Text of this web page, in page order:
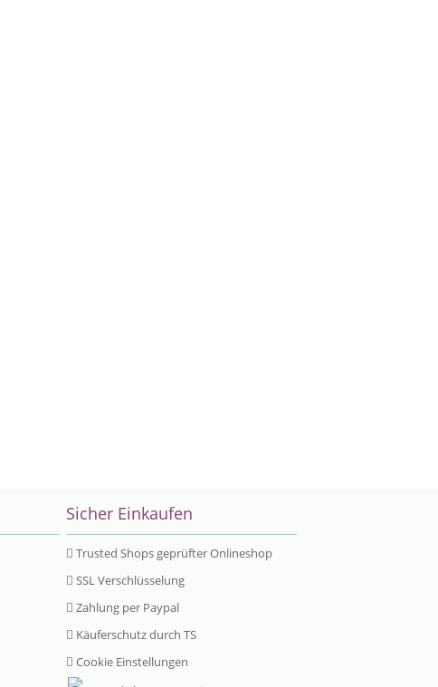
Sicher Einkaufen
Trusted Shops geprüfter Onlineshop
SSL Verschlüsselung
Zahlung per Paypal
Käuferschutz durch TS
Cookie Einstellungen